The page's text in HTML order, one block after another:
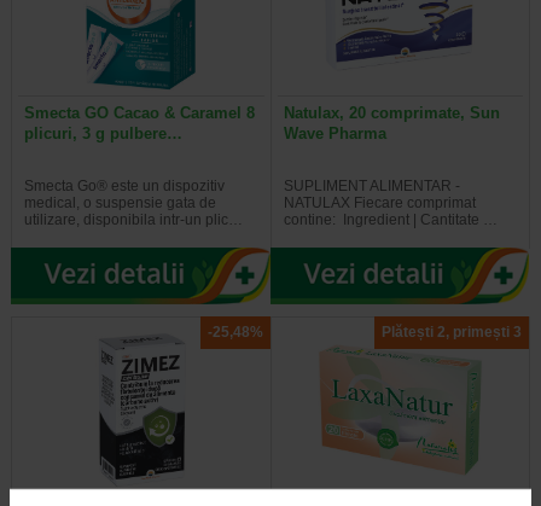
Smecta GO Cacao & Caramel 8
plicuri, 3 g pulbere…
Smecta Go® este un dispozitiv
medical, o suspensie gata de
utilizare, disponibila intr-un plic…
Natulax, 20 comprimate, Sun
Wave Pharma
SUPLIMENT ALIMENTAR -
NATULAX Fiecare comprimat
contine: Ingredient | Cantitate …
-25,48% Plătești 2, primești 3